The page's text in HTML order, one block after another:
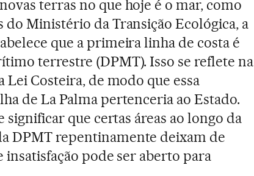
terras no que hoje é o mar, como
Ministério da Transição Ecológica, a
que a primeira linha de costa é
terrestre (DPMT). Isso se reflete na
Lei Costeira, de modo que essa
de La Palma pertenceria ao Estado.
que certas áreas ao longo da
DPMT repentinamente deixam de
insatisfação pode ser aberto para